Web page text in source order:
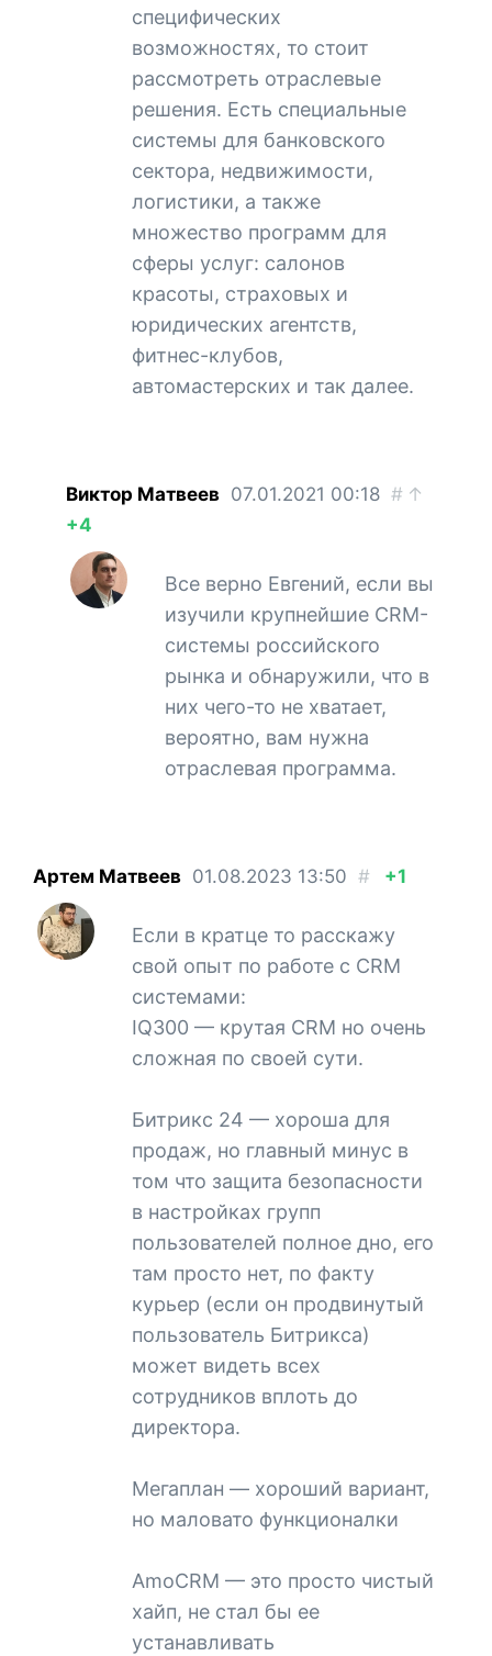
специфических
возможностях, то стоит
рассмотреть отраслевые
решения. Есть специальные
системы для банковского
сектора, недвижимости,
логистики, а также
множество программ для
сферы услуг: салонов
красоты, страховых и
юридических агентств,
фитнес-клубов,
автомастерских и так далее.
Виктор Матвеев 07.01.2021 00:18 # ↑
+4
Все верно Евгений, если вы
изучили крупнейшие CRM-
системы российского
рынка и обнаружили, что в
них чего-то не хватает,
вероятно, вам нужна
отраслевая программа.
Артем Матвеев 01.08.2023 13:50 # +1
Если в кратце то расскажу
свой опыт по работе с CRM
системами:
IQ300 — крутая CRM но очень
сложная по своей сути.
Битрикс 24 — хороша для
продаж, но главный минус в
том что защита безопасности
в настройках групп
пользователей полное дно, его
там просто нет, по факту
курьер (если он продвинутый
пользователь Битрикса)
может видеть всех
сотрудников вплоть до
директора.
Мегаплан — хороший вариант,
но маловато функционалки
AmoCRM — это просто чистый
хайп, не стал бы ее
устанавливать